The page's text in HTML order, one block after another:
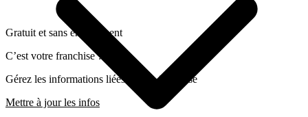
Gratuit et sans engagement
C’est votre franchise ?
Gérez les informations liées a cette franchise
Mettre à jour les infos